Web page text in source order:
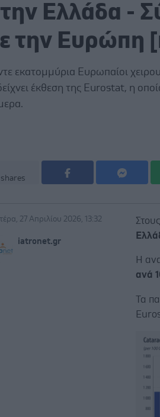
Ελλάδα -
την Ευρώπη
εκατομμύρια Ευρωπαίοι
δείχνει έκθεση της Eurostat, η
shares
27 Απριλίου 2026, 13:32
iatronet.gr
Η
ανά
Τα